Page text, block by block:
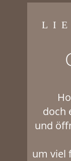
doch
und
um viel